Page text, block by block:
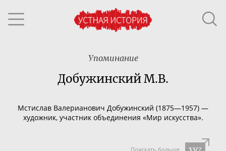
Упоминание
Добужинский М.В.
Мстислав Валерианович Добужинский (1875—1957) —
художник, участник объединения «Мир искусства».
Поискать больше